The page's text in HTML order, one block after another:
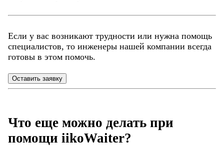
Если у вас возникают трудности или нужна помощь
специалистов, то инженеры нашей компании всегда
готовы в этом помочь.
Оставить заявку
Что еще можно делать при
помощи iikoWaiter?